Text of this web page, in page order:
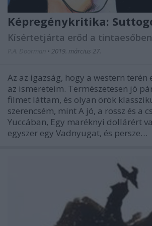
Képregénykritika:
Kísértetjárta erőd a tintaesőben
• 2019. március 27.
Az az igazság, hogy a western terén
az ismereteim. Természetesen jó
filmet láttam, és olyan örök
szerencsém, mint A jó, a rossz és a
Yuccában, Egy maréknyi dollárért
egyszer egy Vadnyugat, és persze…